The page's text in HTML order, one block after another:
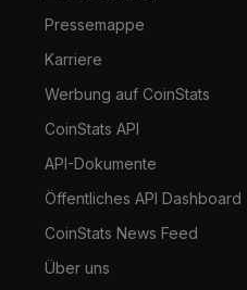
Pressemappe
Karriere
Werbung auf CoinStats
CoinStats API
API-Dokumente
Öffentliches API Dashboard
CoinStats News Feed
Über uns